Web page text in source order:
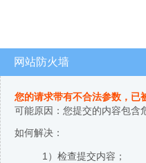
网站防火墙
您的请求带有不合法参数，已
可能原因：您提交的内容包含
如何解决：
1）检查提交内容；